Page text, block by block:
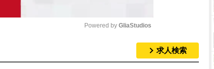
Powered by GliaStudios
求人検索